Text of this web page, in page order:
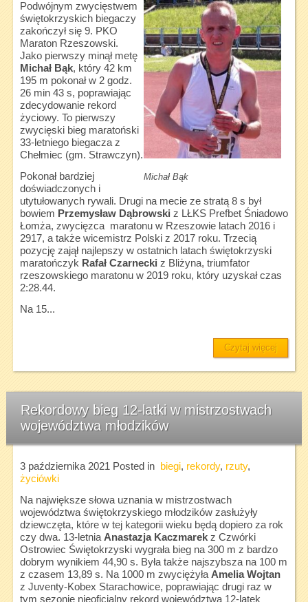
Michał Bąk
Podwójnym zwycięstwem
świętokrzyskich biegaczy
zakończył się 9. PKO
Maraton Rzeszowski.
Jako pierwszy minął metę
Michał Bąk, który 42 km
195 m pokonał w 2 godz.
26 min 43 s, poprawiając
zdecydowanie rekord
życiowy. To pierwszy
zwycięski bieg maratoński
33-letniego biegacza z
Chełmiec (gm. Strawczyn).
Pokonał bardziej
doświadczonych i
utytułowanych rywali. Drugi na mecie ze stratą 8 s był
bowiem Przemysław Dąbrowski z LŁKS Prefbet Śniadowo
Łomża, zwycięzca maratonu w Rzeszowie latach 2016 i
2917, a także wicemistrz Polski z 2017 roku. Trzecią
pozycję zajął najlepszy w ostatnich latach świętokrzyski
maratończyk Rafał Czarnecki z Bliżyna, triumfator
rzeszowskiego maratonu w 2019 roku, który uzyskał czas
2:28.44.
Na 15...
Czytaj więcej
Rekordowy bieg 12-latki w mistrzostwach
województwa młodzików
3 października 2021 Posted in biegi, rekordy, rzuty,
życiówki
Na największe słowa uznania w mistrzostwach
województwa świętokrzyskiego młodzików zasłużyły
dziewczęta, które w tej kategorii wieku będą dopiero za rok
czy dwa. 13-letnia Anastazja Kaczmarekz Czwórki
Ostrowiec Świętokrzyski wygrała bieg na 300 m z bardzo
dobrym wynikiem 44,90 s. Była także najszybsza na 100 m
z czasem 13,89 s. Na 1000 m zwyciężyła Amelia Wojtan
z Juventy-Kobex Starachowice, poprawiając drugi raz w
tym sezonie nieoficjalny rekord województwa 12-latek